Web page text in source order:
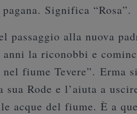
Significa “Rosa”.
passaggio alla nuova
la riconobbi e
fiume Tevere”. Erma
sua Rode e l’aiuta a
acque del fiume. È a